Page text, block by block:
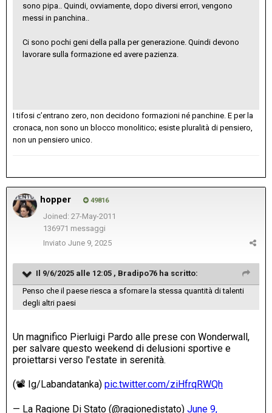
sono pipa.. Quindi, ovviamente, dopo diversi errori, vengono
messi in panchina..
Ci sono pochi geni della palla per generazione. Quindi devono
lavorare sulla formazione ed avere pazienza.
I tifosi c’entrano zero, non decidono formazioni né panchine. E per la
cronaca, non sono un blocco monolitico; esiste pluralità di pensiero,
non un pensiero unico.
hopper 49816
Joined: 27-May-2011
136971 messaggi
Inviato June 9, 2025
Il 9/6/2025 alle 12:05 , Bradipo76 ha scritto:
Penso che il paese riesca a sfornare la stessa quantità di talenti
degli altri paesi